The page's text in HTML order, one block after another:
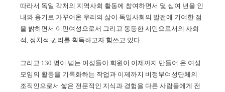
따라서 독일 각처의 지역사회 활동에 참여하면서 몇 십여 년을 인
내와 용기로 가꾸어온 우리의 삶이 독일사회의 발전에 기여한 점
을 밝히면서 이민여성으로서 그리고 동등한 시민으로서의 사회
적, 정치적 권리를 획득하고자 힘쓰고 있다.
그리고 130 명이 넘는 여성들이 회원이 이제까지 만들어 온 여성
모임의 활동을 기록화하는 작업과 이제까지 비정부여성단체의
조직인으로서 쌓은 전문적인 지식과 경험을 다른 사람들에게 전